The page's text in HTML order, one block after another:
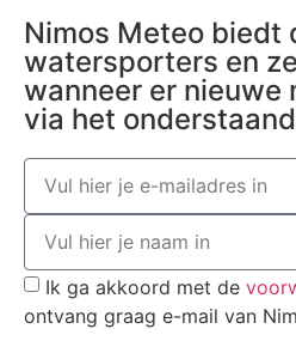
Nimos Meteo biedt
watersporters en
wanneer er nieuwe
via het
Ik ga akkoord met de
ontvang graag e-mail van